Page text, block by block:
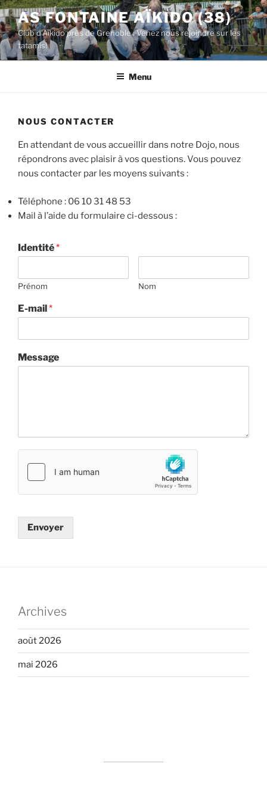
Aller
au
contenu
principal
AS FONTAINE AÏKIDO (38)
Club d'Aïkido près de Grenoble : Venez nous rejoindre sur les
tatamis!
Menu
NOUS CONTACTER
En attendant de vous accueillir dans notre Dojo, nous
répondrons avec plaisir à vos questions. Vous pouvez
nous contacter par les moyens suivants :
Téléphone : 06 10 31 48 53
Mail à l’aide du formulaire ci-dessous :
Identité*
Prénom Nom
E-mail*
Message
Envoyer
Archives
août 2026
mai 2026